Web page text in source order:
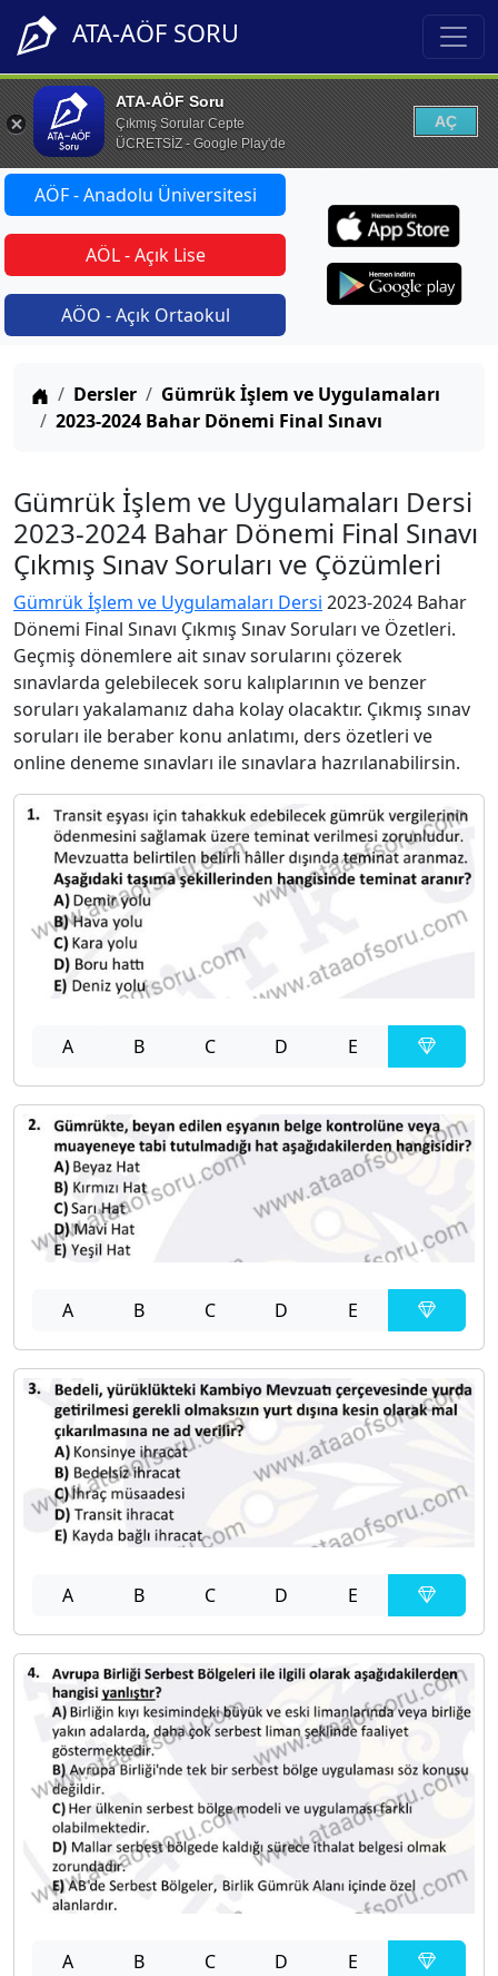
ATA-AÖF SORU
ATA-AÖF Soru
Çıkmış Sorular Cepte
ÜCRETSİZ - Google Play'de
AÇ
AÖF - Anadolu Üniversitesi
AÖL - Açık Lise
AÖO - Açık Ortaokul
Anasayfa
Dersler
Gümrük İşlem ve Uygulamaları
2023-2024 Bahar Dönemi Final Sınavı
Gümrük İşlem ve Uygulamaları Dersi
2023-2024 Bahar Dönemi Final Sınavı
Çıkmış Sınav Soruları ve Çözümleri
Gümrük İşlem ve Uygulamaları Dersi 2023-2024 Bahar
Dönemi Final Sınavı Çıkmış Sınav Soruları ve Özetleri.
Geçmiş dönemlere ait sınav sorularını çözerek
sınavlarda gelebilecek soru kalıplarının ve benzer
soruları yakalamanız daha kolay olacaktır. Çıkmış sınav
soruları ile beraber konu anlatımı, ders özetleri ve
online deneme sınavları ile sınavlara hazrılanabilirsin.
A B C D E
A B C D E
A B C D E
A B C D E